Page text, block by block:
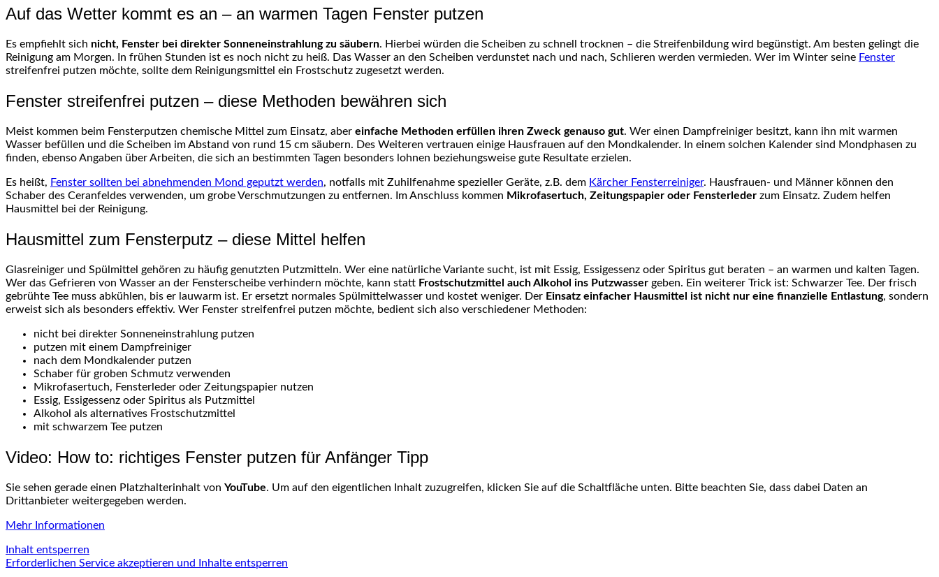
Auf das Wetter kommt es an – an warmen Tagen Fenster putzen
Es empfiehlt sich nicht, Fenster bei direkter Sonneneinstrahlung zu säubern. Hierbei würden die Scheiben zu schnell trocknen – die Streifenbildung wird begünstigt. Am besten gelingt die
Reinigung am Morgen. In frühen Stunden ist es noch nicht zu heiß. Das Wasser an den Scheiben verdunstet nach und nach, Schlieren werden vermieden. Wer im Winter seine Fenster
streifenfrei putzen möchte, sollte dem Reinigungsmittel ein Frostschutz zugesetzt werden.
Fenster streifenfrei putzen – diese Methoden bewähren sich
Meist kommen beim Fensterputzen chemische Mittel zum Einsatz, aber einfache Methoden erfüllen ihren Zweck genauso gut. Wer einen Dampfreiniger besitzt, kann ihn mit warmen
Wasser befüllen und die Scheiben im Abstand von rund 15 cm säubern. Des Weiteren vertrauen einige Hausfrauen auf den Mondkalender. In einem solchen Kalender sind Mondphasen zu
finden, ebenso Angaben über Arbeiten, die sich an bestimmten Tagen besonders lohnen beziehungsweise gute Resultate erzielen.
Es heißt, Fenster sollten bei abnehmenden Mond geputzt werden, notfalls mit Zuhilfenahme spezieller Geräte, z.B. dem Kärcher Fensterreiniger. Hausfrauen- und Männer können den
Schaber des Ceranfeldes verwenden, um grobe Verschmutzungen zu entfernen. Im Anschluss kommen Mikrofasertuch, Zeitungspapier oder Fensterleder zum Einsatz. Zudem helfen
Hausmittel bei der Reinigung.
Hausmittel zum Fensterputz – diese Mittel helfen
Glasreiniger und Spülmittel gehören zu häufig genutzten Putzmitteln. Wer eine natürliche Variante sucht, ist mit Essig, Essigessenz oder Spiritus gut beraten – an warmen und kalten Tagen.
Wer das Gefrieren von Wasser an der Fensterscheibe verhindern möchte, kann statt Frostschutzmittel auch Alkohol ins Putzwasser geben. Ein weiterer Trick ist: Schwarzer Tee. Der frisch
gebrühte Tee muss abkühlen, bis er lauwarm ist. Er ersetzt normales Spülmittelwasser und kostet weniger. Der Einsatz einfacher Hausmittel ist nicht nur eine finanzielle Entlastung, sondern
erweist sich als besonders effektiv. Wer Fenster streifenfrei putzen möchte, bedient sich also verschiedener Methoden:
nicht bei direkter Sonneneinstrahlung putzen
putzen mit einem Dampfreiniger
nach dem Mondkalender putzen
Schaber für groben Schmutz verwenden
Mikrofasertuch, Fensterleder oder Zeitungspapier nutzen
Essig, Essigessenz oder Spiritus als Putzmittel
Alkohol als alternatives Frostschutzmittel
mit schwarzem Tee putzen
Video: How to: richtiges Fenster putzen für Anfänger Tipp
Sie sehen gerade einen Platzhalterinhalt von YouTube. Um auf den eigentlichen Inhalt zuzugreifen, klicken Sie auf die Schaltfläche unten. Bitte beachten Sie, dass dabei Daten an
Drittanbieter weitergegeben werden.
Mehr Informationen
Inhalt entsperren
Erforderlichen Service akzeptieren und Inhalte entsperren